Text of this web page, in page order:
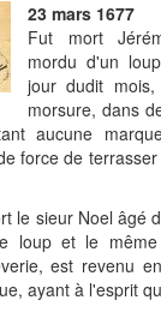
23 mars 1677
Fut mort
mordu d'un
jour dudit
morsure, dans
aucune
force de
le sieur Noel âgé
loup et le même
est revenu
ayant à l'esprit